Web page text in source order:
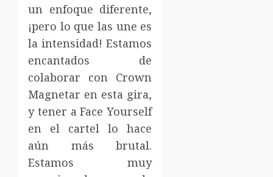
un enfoque diferente,
¡pero lo que las une es
la intensidad! Estamos
encantados de
colaborar con Crown
Magnetar en esta gira,
y tener a Face Yourself
en el cartel lo hace
aún más brutal.
Estamos muy